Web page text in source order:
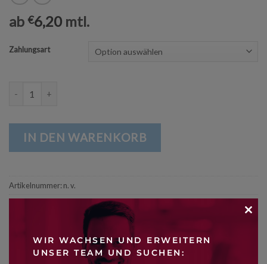
ab €6,20 mtl.
Zahlungsart
IN DEN WARENKORB
Artikelnummer: n. v.
Zubehör,Zubehör
WIR WACHSEN UND ERWEITERN
UNSER TEAM UND SUCHEN: